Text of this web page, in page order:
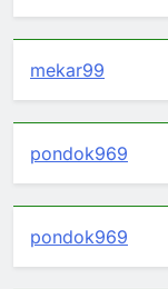
mekar99
pondok969
pondok969